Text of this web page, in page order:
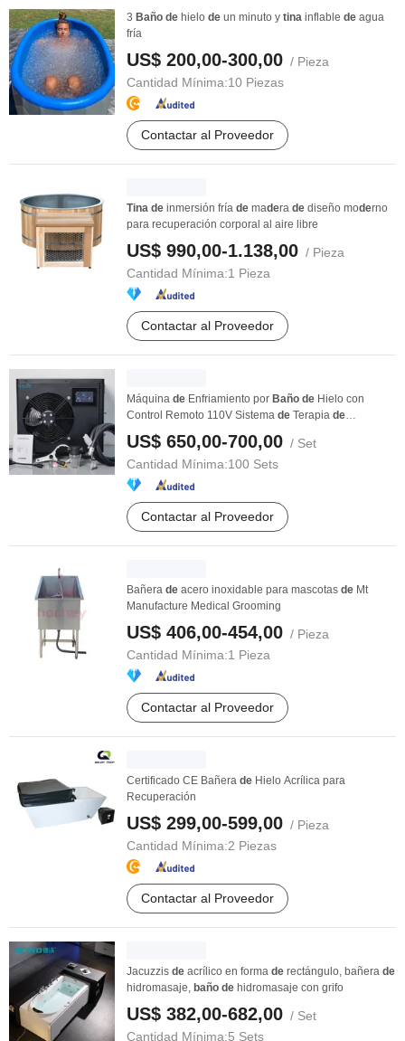
3 Baño de hielo de un minuto y tina inflable de agua
fría
US$ 200,00-300,00 / Pieza
Cantidad Mínima:10 Piezas
Contactar al Proveedor
Tina de inmersión fría de madera de diseño moderno
para recuperación corporal al aire libre
US$ 990,00-1.138,00 / Pieza
Cantidad Mínima:1 Pieza
Contactar al Proveedor
Máquina de Enfriamiento por Baño de Hielo con
Control Remoto 110V Sistema de Terapia de
Recuperación ...
US$ 650,00-700,00 / Set
Cantidad Mínima:100 Sets
Contactar al Proveedor
Bañera de acero inoxidable para mascotas de Mt
Manufacture Medical Grooming
US$ 406,00-454,00 / Pieza
Cantidad Mínima:1 Pieza
Contactar al Proveedor
Certificado CE Bañera de Hielo Acrílica para
Recuperación
US$ 299,00-599,00 / Pieza
Cantidad Mínima:2 Piezas
Contactar al Proveedor
Jacuzzis de acrílico en forma de rectángulo, bañera de
hidromasaje, baño de hidromasaje con grifo
US$ 382,00-682,00 / Set
Cantidad Mínima:5 Sets